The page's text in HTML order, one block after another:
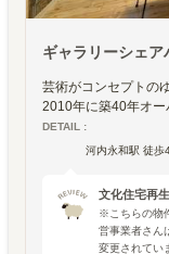
ギャラリーシェア
芸術がコンセプトの
2010年に築40年オ
DETAIL :
河内永和駅 徒歩
文化住宅再生
※こちらの物
営事業者さん
変更されてい